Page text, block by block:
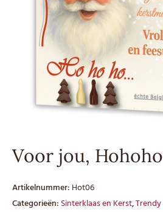
Voor jou, Hohoho
Artikelnummer: Hot06
Categorieën: Sinterklaas en Kerst,Trendy